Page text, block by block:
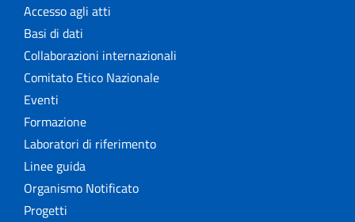
Accesso agli atti
Basi di dati
Collaborazioni internazionali
Comitato Etico Nazionale
Eventi
Formazione
Laboratori di riferimento
Linee guida
Organismo Notificato
Progetti